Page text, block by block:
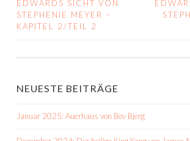
NAVIGATION
EDWARDS SICHT VON
STEPHENIE MEYER –
KAPITEL 2/TEIL 2
NEUESTE BEITRÄGE
Januar 2025: Auerhaus von Bov Bjerg